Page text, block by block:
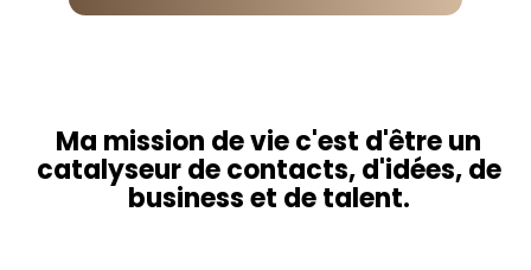
Ma mission de vie c'est d'être un
catalyseur de contacts, d'idées, de
business et de talent.